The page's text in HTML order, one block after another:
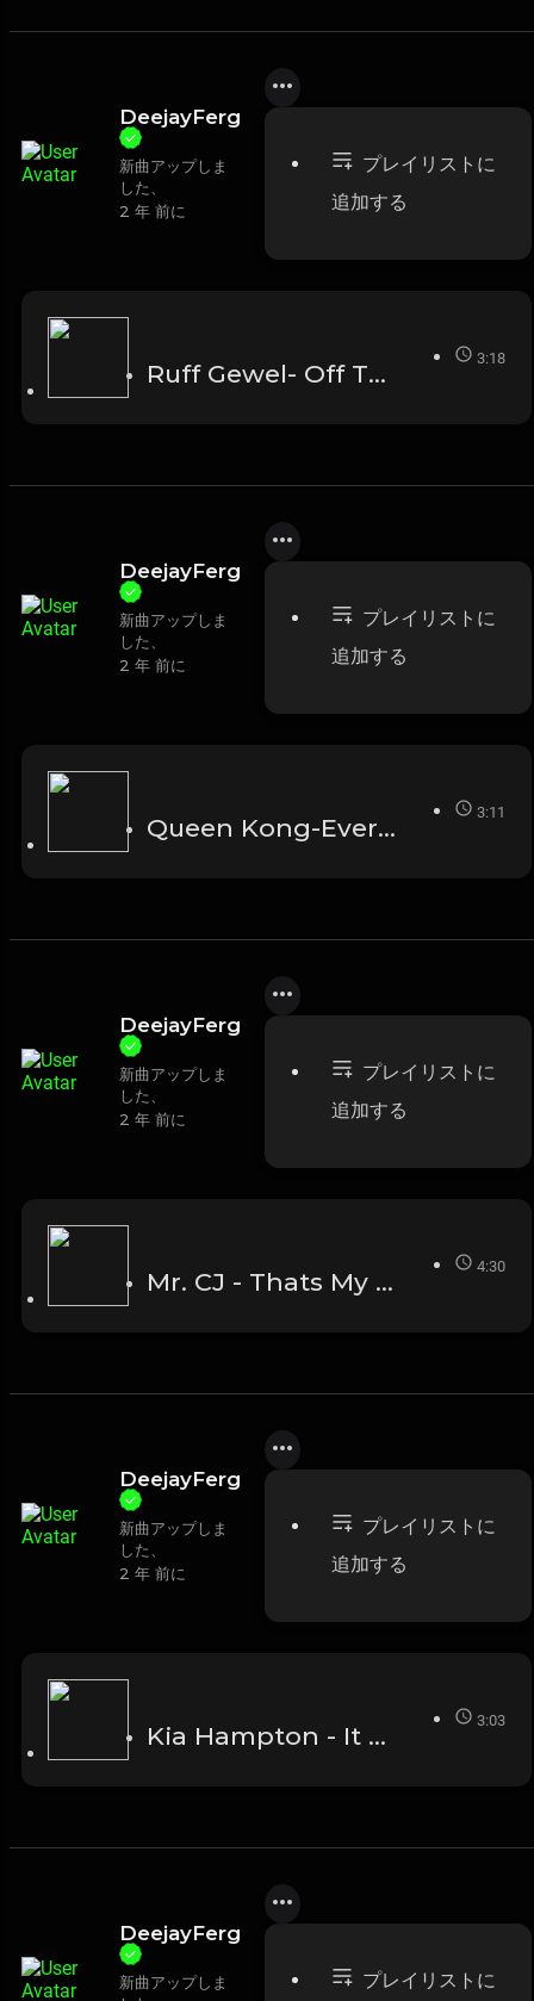
DeejayFerg
新曲アップしま
した、
2 年 前に
プレイリストに
追加する
Ruff Gewel- Off The Leash
3:18
DeejayFerg
新曲アップしま
した、
2 年 前に
プレイリストに
追加する
Queen Kong-Everything I need
3:11
DeejayFerg
新曲アップしま
した、
2 年 前に
プレイリストに
追加する
Mr. CJ - Thats My Cue
4:30
DeejayFerg
新曲アップしま
した、
2 年 前に
プレイリストに
追加する
Kia Hampton - It Aint Ova
3:03
DeejayFerg
新曲アップしま
プレイリストに